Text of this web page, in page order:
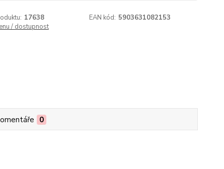
17638 EAN kód: 5903631082153
/ dostupnost
0